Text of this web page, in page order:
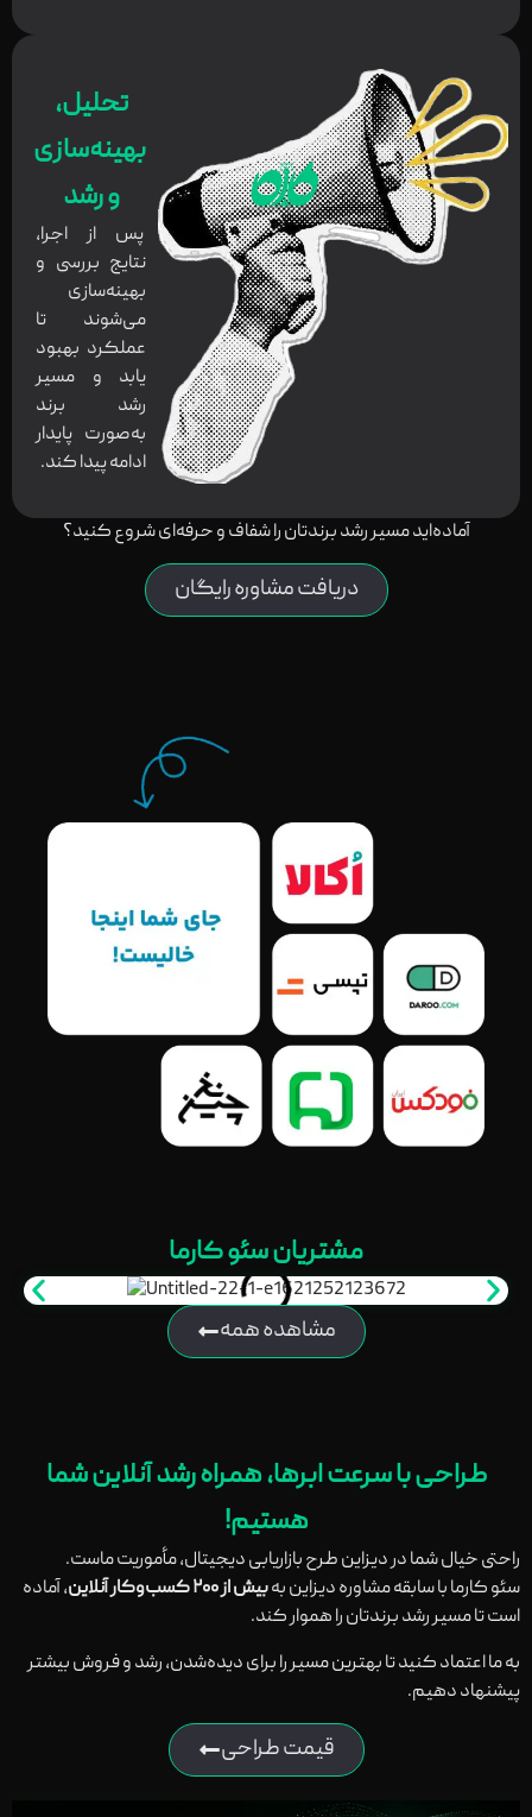
تحلیل،
بهینه‌سازی
و رشد
پس از اجرا،
نتایج بررسی و
بهینه‌سازی
می‌شوند تا
عملکرد بهبود
یابد و مسیر
رشد برند
به‌صورت پایدار
ادامه پیدا کند.
آماده‌اید مسیر رشد برندتان را شفاف و حرفه‌ای شروع کنید؟
دریافت مشاوره رایگان
مشتریان سئو کارما
مشاهده همه
طراحی با سرعت ابرها، همراه رشد آنلاین شما
هستیم!
راحتی خیال شما در دیزاین طرح بازاریابی دیجیتال، مأموریت ماست.
سئو کارما با سابقه مشاوره دیزاین بهبیش از ۲۰۰ کسب‌وکار آنلاین
، آماده
است تا مسیر رشد برندتان را هموار کند.
به ما اعتماد کنید تا بهترین مسیر را برای دیده‌شدن، رشد و فروش بیشتر
پیشنهاد دهیم.
قیمت طراحی